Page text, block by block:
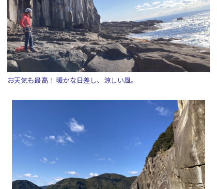
お天気も最高！ 暖かな日差し、涼しい風。